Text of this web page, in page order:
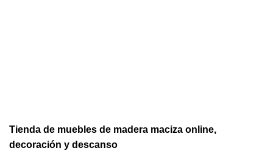
Tienda de muebles de madera maciza online,
decoración y descanso